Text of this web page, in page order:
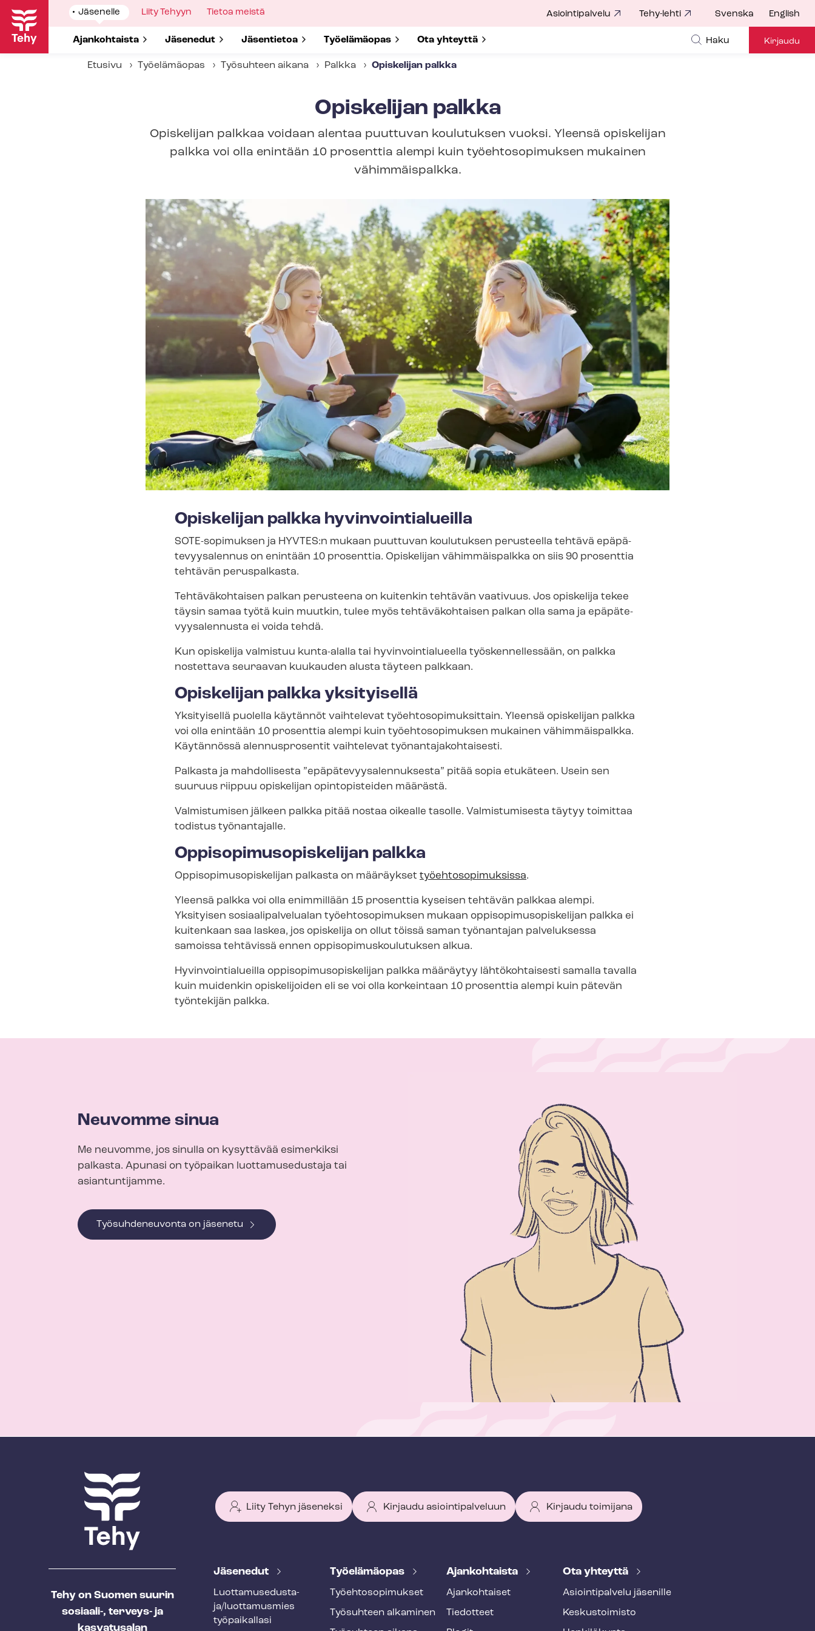
Hyppää
pääsisältöön
Show
submenu
Jäsenelle
Show submenu for
Ajankohtaista Show submenu for
Jäsenedut Show submenu for
Jäsentietoa Show submenu for
Työelämäopas Show submenu for
Ota yhteyttä
Show
Liity Tehyyn
Show
Tietoa meistä Asiointipalvelu Tehy-lehti Svenska English
Haku Kirjaudu
Etusivu Työelämäopas Työsuhteen aikana Palkka Opiskelijan palkka
Opiskelijan palkka
Opiskelijan palkkaa voidaan alentaa puuttuvan koulutuksen vuoksi. Yleensä opiskelijan
palkka voi olla enintään 10 prosenttia alempi kuin työehtosopimuksen mukainen
vähimmäispalkka.
Opiskelijan palkka hy­vin­voin­tia­lueil­la
SOTE-sopimuksen ja HYVTES:n mukaan puuttuvan koulutuksen perusteella tehtävä epä­pä­
te­vyys­alen­nus on enintään 10 prosenttia. Opiskelijan vähimmäispalkka on siis 90 prosenttia
tehtävän peruspalkasta.
Tehtäväkohtaisen palkan perusteena on kuitenkin tehtävän vaativuus. Jos opiskelija tekee
täysin samaa työtä kuin muutkin, tulee myös tehtäväkohtaisen palkan olla sama ja epä­pä­te­
vyys­alen­nus­ta ei voida tehdä.
Kun opiskelija valmistuu kunta-alalla tai hy­vin­voin­tia­lu­eel­la työskennellessään, on palkka
nostettava seuraavan kuukauden alusta täyteen palkkaan.
Opiskelijan palkka yksityisellä
Yksityisellä puolella käytännöt vaihtelevat työ­eh­to­so­pi­muk­sit­tain. Yleensä opiskelijan palkka
voi olla enintään 10 prosenttia alempi kuin työehtosopimuksen mukainen vähimmäispalkka.
Käytännössä alennusprosentit vaihtelevat työ­nan­ta­ja­koh­tai­ses­ti.
Palkasta ja mahdollisesta ”epä­pä­te­vyys­alen­nuk­ses­ta” pitää sopia etukäteen. Usein sen
suuruus riippuu opiskelijan opintopisteiden määrästä.
Valmistumisen jälkeen palkka pitää nostaa oikealle tasolle. Valmistumisesta täytyy toimittaa
todistus työnantajalle.
Op­pi­so­pi­mus­opis­ke­li­jan palkka
Op­pi­so­pi­mus­opis­ke­li­jan palkasta on määräykset työ­eh­to­so­pi­muk­sis­sa.
Yleensä palkka voi olla enimmillään 15 prosenttia kyseisen tehtävän palkkaa alempi.
Yksityisen so­si­aa­li­pal­ve­lua­lan työehtosopimuksen mukaan op­pi­so­pi­mus­opis­ke­li­jan palkka ei
kuitenkaan saa laskea, jos opiskelija on ollut töissä saman työnantajan palveluksessa
samoissa tehtävissä ennen op­pi­so­pi­mus­kou­lu­tuk­sen alkua.
Hy­vin­voin­tia­lueil­la op­pi­so­pi­mus­opis­ke­li­jan palkka määräytyy lähtökohtaisesti samalla tavalla
kuin muidenkin opiskelijoiden eli se voi olla korkeintaan 10 prosenttia alempi kuin pätevän
työntekijän palkka.
Neuvomme sinua
Me neuvomme, jos sinulla on kysyttävää esimerkiksi
palkasta. Apunasi on työpaikan luottamusedustaja tai
asiantuntijamme.
Työsuhdeneuvonta on jäsenetu
Tehy on Suomen suurin
sosiaali-, terveys- ja
kasvatusalan
Liity Tehyn jäseneksi Kirjaudu asiointipalveluun Kirjaudu toimijana
T
h
y
Jäsenedut
Luot­ta­muse­dus­ta­
ja/luottamusmies
työpaikallasi
Työelämäopas
Työ­eh­to­so­pi­muk­set
Työsuhteen alkaminen
Ajankohtaista
Ajankohtaiset
Tiedotteet
Ota yhteyttä
Asioin­ti­pal­ve­lu jäsenille
Keskustoimisto